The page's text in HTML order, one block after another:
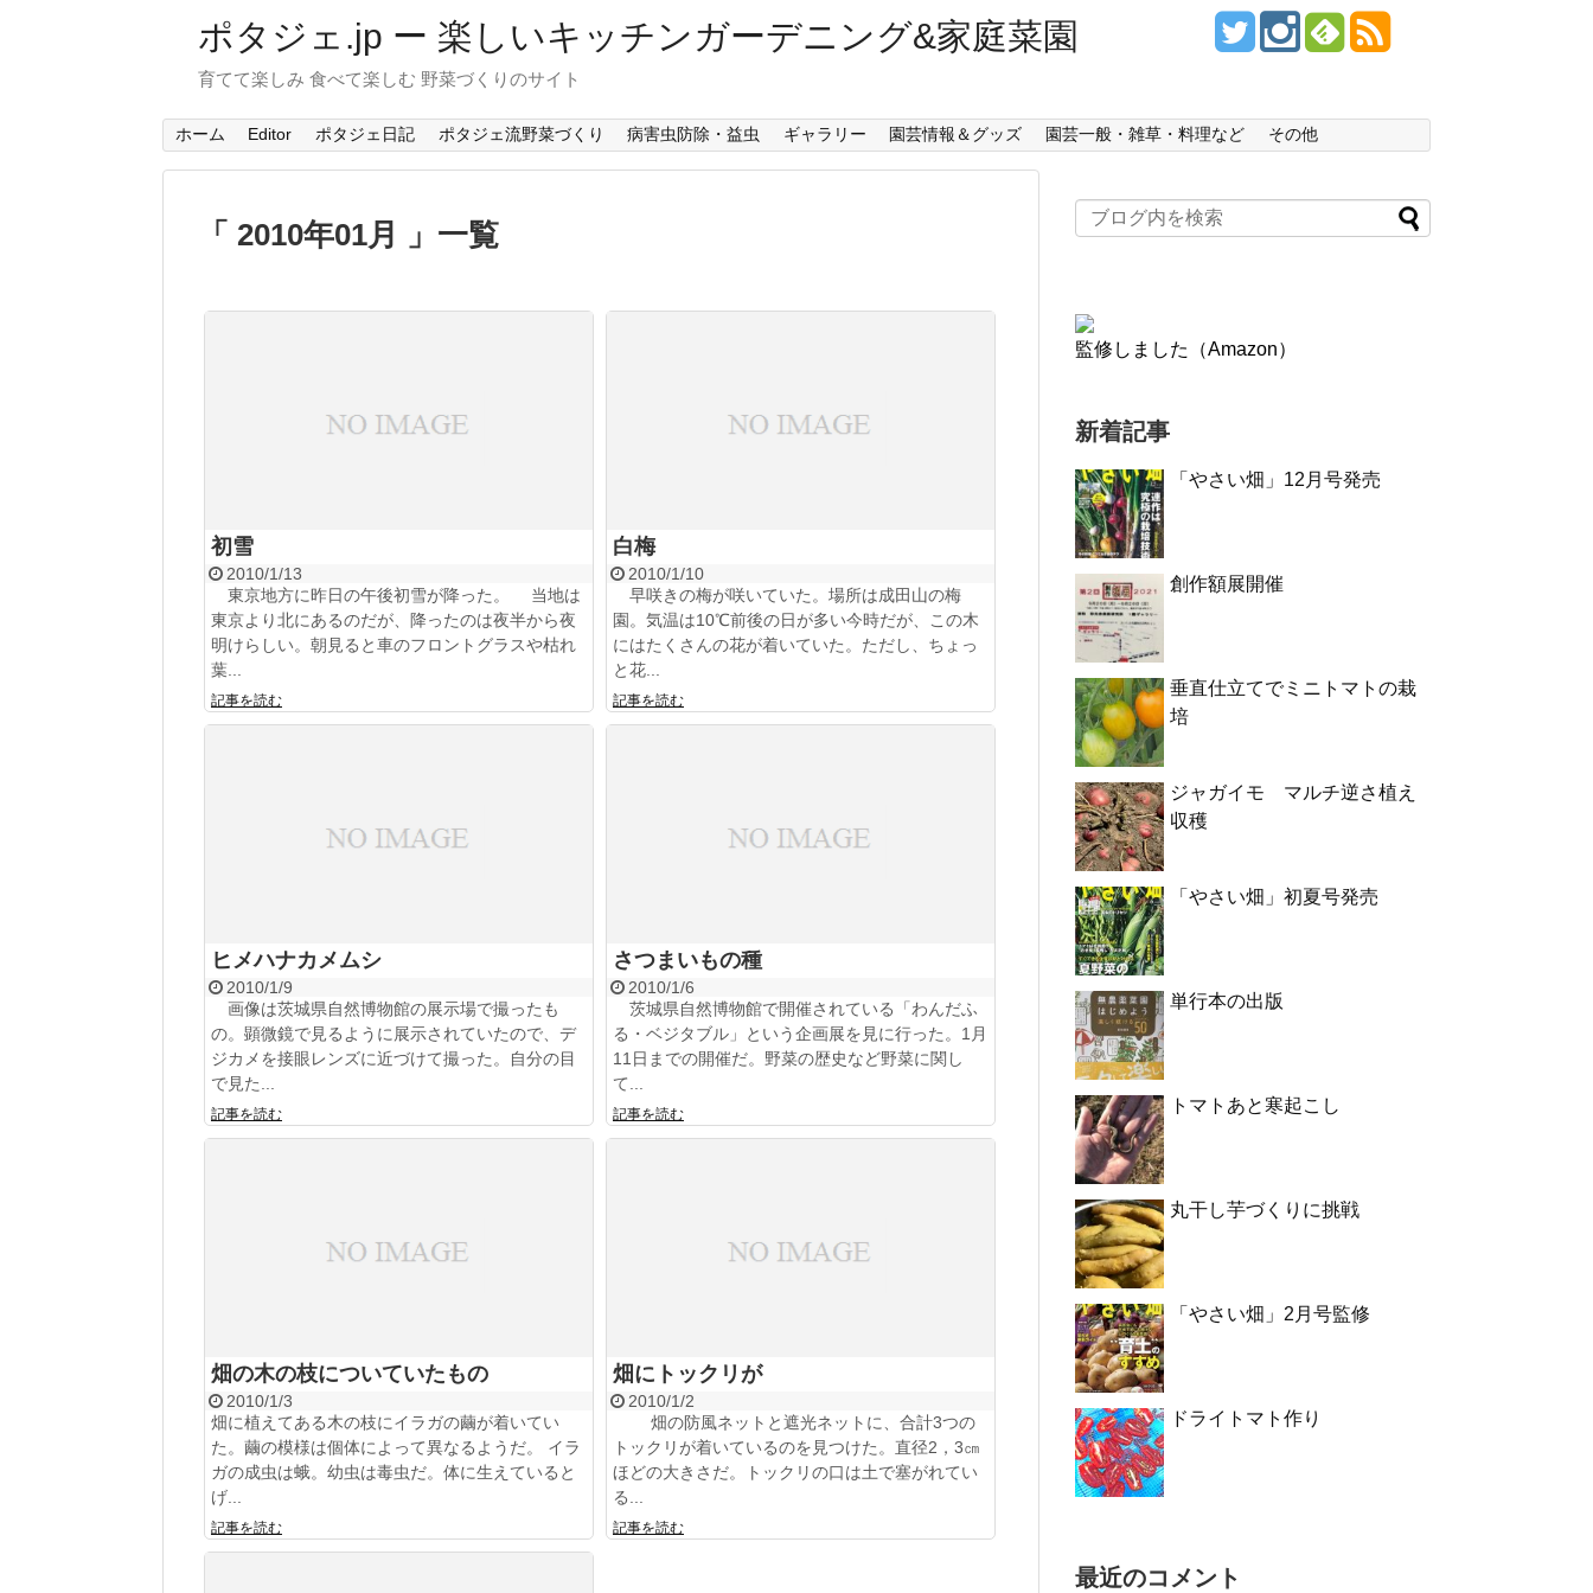
ポタジェ.jp ー 楽しいキッチンガーデニング&家庭菜園
育てて楽しみ 食べて楽しむ 野菜づくりのサイト
ホーム Editor ポタジェ日記 ポタジェ流野菜づくり 病害虫防除・益虫 ギャラリー 園芸情報＆グッズ 園芸一般・雑草・料理など その他
「 2010年01月 」一覧
初雪
2010/1/13
東京地方に昨日の午後初雪が降った。 当地は
東京より北にあるのだが、降ったのは夜半から夜
明けらしい。朝見ると車のフロントグラスや枯れ
葉...
記事を読む
白梅
2010/1/10
早咲きの梅が咲いていた。場所は成田山の梅
園。気温は10℃前後の日が多い今時だが、この木
にはたくさんの花が着いていた。ただし、ちょっ
と花...
記事を読む
ヒメハナカメムシ
2010/1/9
画像は茨城県自然博物館の展示場で撮ったも
の。顕微鏡で見るように展示されていたので、デ
ジカメを接眼レンズに近づけて撮った。自分の目
で見た...
記事を読む
さつまいもの種
2010/1/6
茨城県自然博物館で開催されている「わんだふ
る・ベジタブル」という企画展を見に行った。1月
11日までの開催だ。野菜の歴史など野菜に関し
て...
記事を読む
畑の木の枝についていたもの
2010/1/3
畑に植えてある木の枝にイラガの繭が着いてい
た。繭の模様は個体によって異なるようだ。 イラ
ガの成虫は蛾。幼虫は毒虫だ。体に生えていると
げ...
記事を読む
畑にトックリが
2010/1/2
畑の防風ネットと遮光ネットに、合計3つの
トックリが着いているのを見つけた。直径2，3㎝
ほどの大きさだ。トックリの口は土で塞がれてい
る...
記事を読む
監修しました（Amazon）
新着記事
「やさい畑」12月号発売
創作額展開催
垂直仕立てでミニトマトの栽
培
ジャガイモ マルチ逆さ植え
収穫
「やさい畑」初夏号発売
単行本の出版
トマトあと寒起こし
丸干し芋づくりに挑戦
「やさい畑」2月号監修
ドライトマト作り
最近のコメント